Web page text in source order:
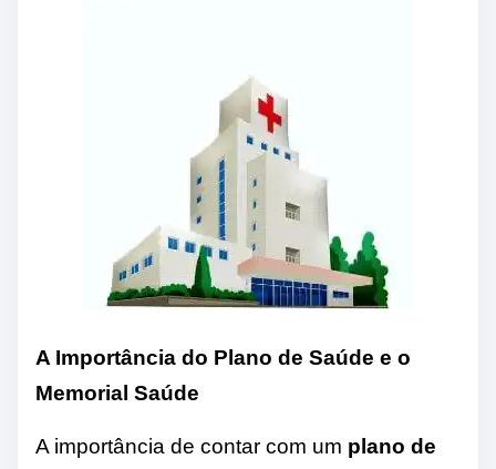
A Importância do Plano de Saúde e o
Memorial Saúde
A importância de contar com um plano de